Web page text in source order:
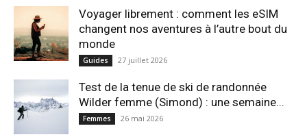
Voyager librement : comment les eSIM
changent nos aventures à l’autre bout du
monde
Guides 27 juillet 2026
Test de la tenue de ski de randonnée
Wilder femme (Simond) : une semaine...
Femmes 26 mai 2026